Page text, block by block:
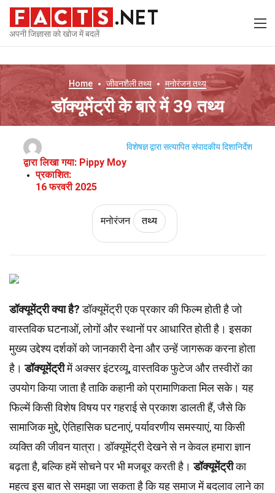
अपनी जिज्ञासा को खोज में बदलें
Home जीवनशैलीतथ्य मनोरंजनतथ्य
डॉक्यूमेंट्री के बारे में 39 तथ्य
द्वारा लिखा गया: Pippy Moy
प्रकाशित:
16 फरवरी 2025
विशेषज्ञ द्वारा सत्यापित संपादकीय दिशानिर्देश
मनोरंजन तथ्य
डॉक्यूमेंट्री क्या है?डॉक्यूमेंट्री एक प्रकार की फिल्म होती है जो
वास्तविक घटनाओं, लोगों और स्थानों पर आधारित होती है। इसका
मुख्य उद्देश्य दर्शकों को जानकारी देना और उन्हें जागरूक करना होता
है।डॉक्यूमेंट्रीमें अक्सर इंटरव्यू, वास्तविक फुटेज और तस्वीरों का
उपयोग किया जाता है ताकि कहानी को प्रामाणिकता मिल सके। यह
फिल्में किसी विशेष विषय पर गहराई से प्रकाश डालती हैं, जैसे कि
सामाजिक मुद्दे, ऐतिहासिक घटनाएं, पर्यावरणीय समस्याएं, या किसी
व्यक्ति की जीवन यात्रा। डॉक्यूमेंट्री देखने से न केवल हमारा ज्ञान
बढ़ता है, बल्कि हमें सोचने पर भी मजबूर करती है।डॉक्यूमेंट्रीका
महत्व इस बात से समझा जा सकता है कि यह समाज में बदलाव लाने का